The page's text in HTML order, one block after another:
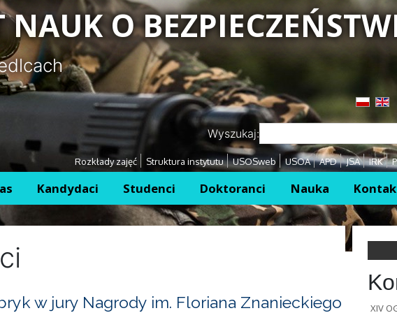
O
Przejdź
Przejdź
Wyszukaj:
Rozkłady zajęć Struktura instytutu USOSweb USOA APD JSA IRK
Kandydaci Studenci Doktoranci Nauka
w jury Nagrody im. Floriana Znanieckiego XIV